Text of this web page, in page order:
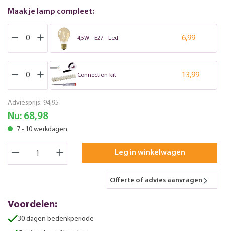
Maak je lamp compleet:
4,5W - E27 - Led 6,99
Connection kit 13,99
Adviesprijs: 94,95
Nu: 68,98
7 - 10 werkdagen
Leg in winkelwagen
Offerte of advies aanvragen
Voordelen:
30 dagen bedenkperiode